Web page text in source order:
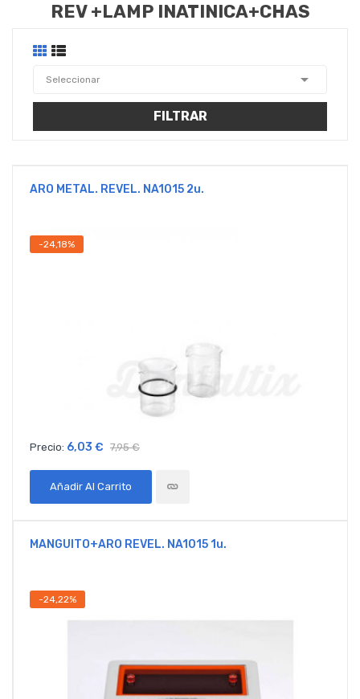
REV +LAMP INATINICA+CHAS
Seleccionar 
FILTRAR
ARO METAL. REVEL. NA1015 2u.
-24,18%
Precio: 6,03 € 7,95 €
Añadir Al Carrito
MANGUITO+ARO REVEL. NA1015 1u.
-24,22%